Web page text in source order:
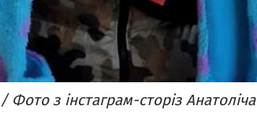
Фото з інстаграм-сторіз Анатоліча